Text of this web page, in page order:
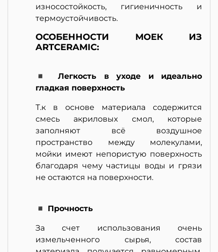
износостойкость, гигиеничность и
термоустойчивость.
ОСОБЕННОСТИ МОЕК ИЗ
ARTCERAMIC:
◾ Легкость в уходе и идеально
гладкая поверхность
Т.к в основе материала содержится
смесь акриловых смол, которые
заполняют всё воздушное
пространство между молекулами,
мойки имеют непористую поверхность
благодаря чему частицы воды и грязи
не остаются на поверхности.
◾ Прочность
За счет использования очень
измельченного сырья, состав